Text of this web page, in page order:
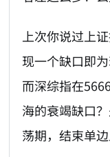
上次你说过上
现一个缺口即
而深综指在
海的衰竭缺口
荡期，结束单边